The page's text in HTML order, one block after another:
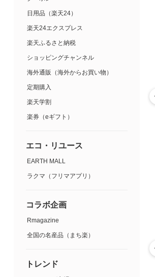
日用品（楽天24）
楽天24エクスプレス
楽天ふるさと納税
ショッピングチャンネル
海外通販（海外からお買い物）
定期購入
楽天学割
楽券（eギフト）
エコ・リユース
EARTH MALL
ラクマ（フリマアプリ）
コラボ企画
Rmagazine
全国の名産品（まち楽）
トレンド